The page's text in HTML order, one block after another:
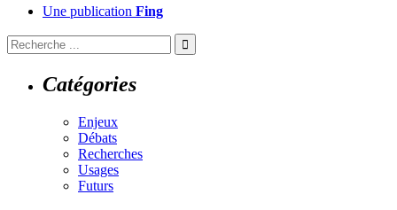
Une publication Fing
Catégories
Enjeux
Débats
Recherches
Usages
Futurs